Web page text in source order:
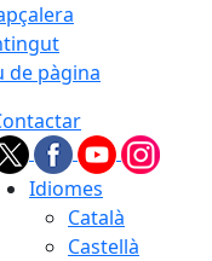
de pàgina
Idiomes
Català
Castellà